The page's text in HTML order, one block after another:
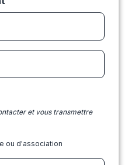
et vous transmettre
ou d'association